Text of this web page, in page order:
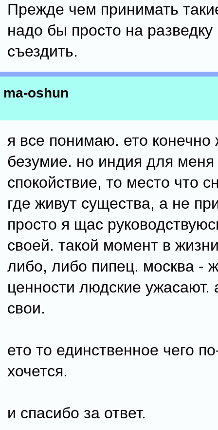
Прежде чем принимать
надо бы просто на разведку
съездить.
ma-oshun
я все понимаю. ето
безумие. но индия для
спокойствие, то место что
где живут существа, а не
просто я щас
своей. такой момент в
либо, либо пипец. москва -
ценности людские ужасают.
свои.
ето то единственное чего
хочется.
и спасибо за ответ.